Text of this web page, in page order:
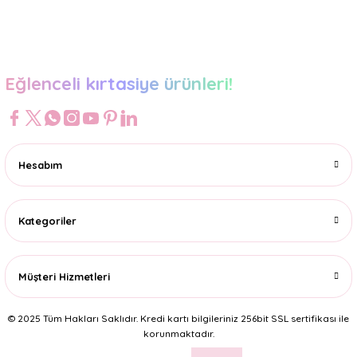
Eğlenceli kırtasiye ürünleri!
Hesabım
Kategoriler
Müşteri Hizmetleri
© 2025 Tüm Hakları Saklıdır. Kredi kartı bilgileriniz 256bit SSL sertifikası ile
korunmaktadır.